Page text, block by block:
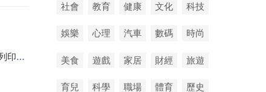
異地徵信報告去哪裡列印，徵信報告可不可以在異地查詢列印2025-07-29
社會 教育 健康 文化 科技
娛樂 心理 汽車 數碼 時尚
美食 遊戲 家居 財經 旅遊
育兒 科學 職場 體育 歷史